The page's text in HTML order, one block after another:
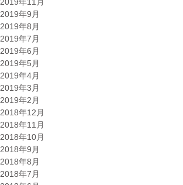
2019年11月
2019年9月
2019年8月
2019年7月
2019年6月
2019年5月
2019年4月
2019年3月
2019年2月
2018年12月
2018年11月
2018年10月
2018年9月
2018年8月
2018年7月